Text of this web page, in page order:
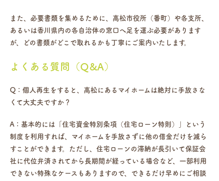
また、必要書類を集めるために、高松市役所（番町）や各支所、
あるいは香川県内の各自治体の窓口へ足を運ぶ必要があります
が、どの書類がどこで取れるかも丁寧にご案内いたします。
よくある質問（Q&A）
Q：個人再生をすると、高松にあるマイホームは絶対に手放さな
くて大丈夫ですか？
A：基本的には「住宅資金特別条項（住宅ローン特則）」という
制度を利用すれば、マイホームを手放さずに他の借金だけを減ら
すことができます。ただし、住宅ローンの滞納が長引いて保証会
社に代位弁済されてから長期間が経っている場合など、一部利用
できない特殊なケースもありますので、できるだけ早めにご相談